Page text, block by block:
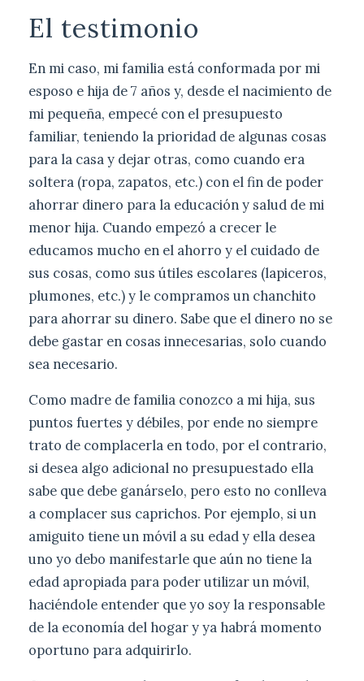
El testimonio
En mi caso, mi familia está conformada por mi
esposo e hija de 7 años y, desde el nacimiento de
mi pequeña, empecé con el presupuesto
familiar, teniendo la prioridad de algunas cosas
para la casa y dejar otras, como cuando era
soltera (ropa, zapatos, etc.) con el fin de poder
ahorrar dinero para la educación y salud de mi
menor hija. Cuando empezó a crecer le
educamos mucho en el ahorro y el cuidado de
sus cosas, como sus útiles escolares (lapiceros,
plumones, etc.) y le compramos un chanchito
para ahorrar su dinero. Sabe que el dinero no se
debe gastar en cosas innecesarias, solo cuando
sea necesario.
Como madre de familia conozco a mi hija, sus
puntos fuertes y débiles, por ende no siempre
trato de complacerla en todo, por el contrario,
si desea algo adicional no presupuestado ella
sabe que debe ganárselo, pero esto no conlleva
a complacer sus caprichos. Por ejemplo, si un
amiguito tiene un móvil a su edad y ella desea
uno yo debo manifestarle que aún no tiene la
edad apropiada para poder utilizar un móvil,
haciéndole entender que yo soy la responsable
de la economía del hogar y ya habrá momento
oportuno para adquirirlo.